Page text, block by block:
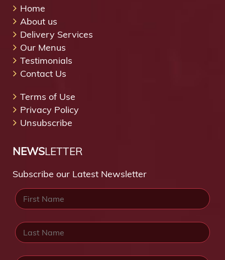
Home
About us
Delivery Services
Our Menus
Testimonials
Contact Us
Terms of Use
Privacy Policy
Unsubscribe
NEWSLETTER
Subscribe our Latest Newsletter